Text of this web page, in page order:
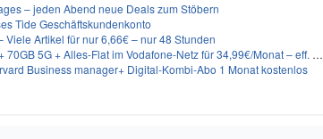
– jeden Abend neue Deals zum Stöbern
Tide Geschäftskundenkonto
Viele Artikel für nur 6,66€ – nur 48 Stunden
5G + Alles-Flat im Vodafone-Netz für 34,99€/Monat – eff. 4,65€/Monat
Business manager+ Digital-Kombi-Abo 1 Monat kostenlos